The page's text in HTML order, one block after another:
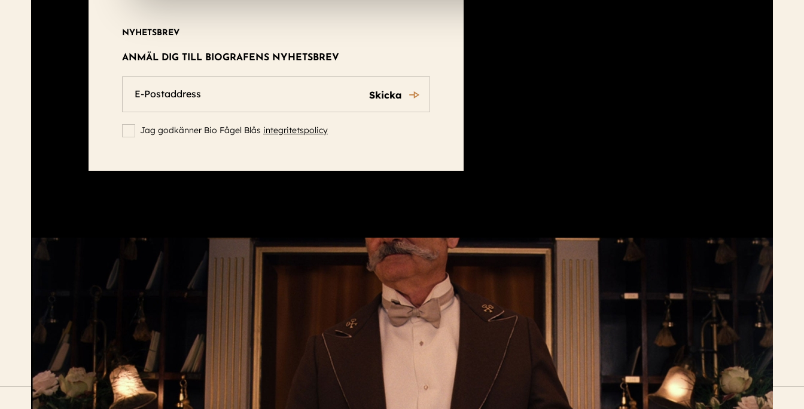
NYHETSBREV
ANMÄL DIG TILL BIOGRAFENS NYHETSBREV
Skicka
Jag godkänner Bio Fågel Blås integritetspolicy